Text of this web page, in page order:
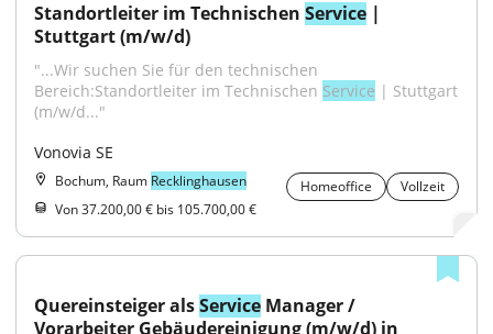
Standortleiter im Technischen Service |
Stuttgart (m/w/d)
"...Wir suchen Sie für den technischen
Bereich:Standortleiter im Technischen Service | Stuttgart
(m/w/d..."
Vonovia SE
Bochum, Raum Recklinghausen Homeoffice
Vollzeit
Von 37.200,00 € bis 105.700,00 €
Quereinsteiger als Service Manager /
Vorarbeiter Gebäudereinigung (m/w/d) in